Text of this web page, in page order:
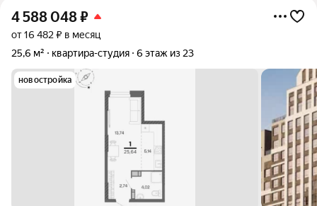
4 588 048₽
от 16 482 ₽ в месяц
25,6 м²
квартира-студия 6 этаж из 23
новостройка